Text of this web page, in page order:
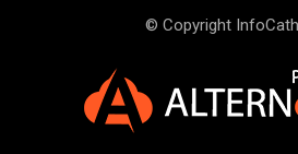
© Copyright